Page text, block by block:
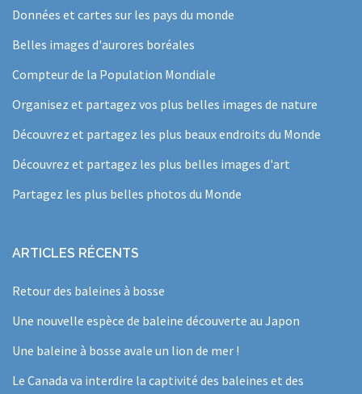
Données et cartes sur les pays du monde
Belles images d'aurores boréales
Compteur de la Population Mondiale
Organisez et partagez vos plus belles images de nature
Découvrez et partagez les plus beaux endroits du Monde
Découvrez et partagez les plus belles images d'art
Partagez les plus belles photos du Monde
ARTICLES RÉCENTS
Retour des baleines à bosse
Une nouvelle espèce de baleine découverte au Japon
Une baleine à bosse avale un lion de mer !
Le Canada va interdire la captivité des baleines et des